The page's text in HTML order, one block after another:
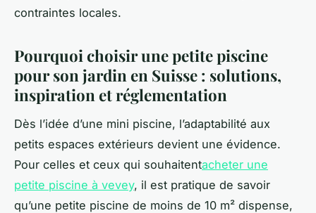
contraintes locales.
Pourquoi choisir une petite piscine
pour son jardin en Suisse : solutions,
inspiration et réglementation
Dès l’idée d’une mini piscine, l’adaptabilité aux
petits espaces extérieurs devient une évidence.
Pour celles et ceux qui souhaitentacheter une
petite piscine à vevey, il est pratique de savoir
qu’une petite piscine de moins de 10 m² dispense,